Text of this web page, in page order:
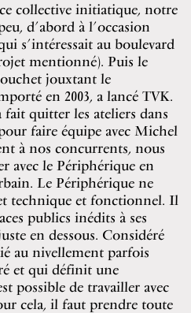
collective initiatique, notre
d’abord à l’occasion
s’intéressait au boulevard
mentionné). Puis le
jouxtant le
en 2003, a lancé TVK.
quitter les ateliers dans
faire équipe avec Michel
à nos concurrents, nous
avec le Périphérique en
Le Périphérique ne
technique et fonctionnel. Il
publics inédits à ses
en dessous. Considéré
au nivellement parfois
et qui définit une
possible de travailler avec
cela, il faut prendre toute